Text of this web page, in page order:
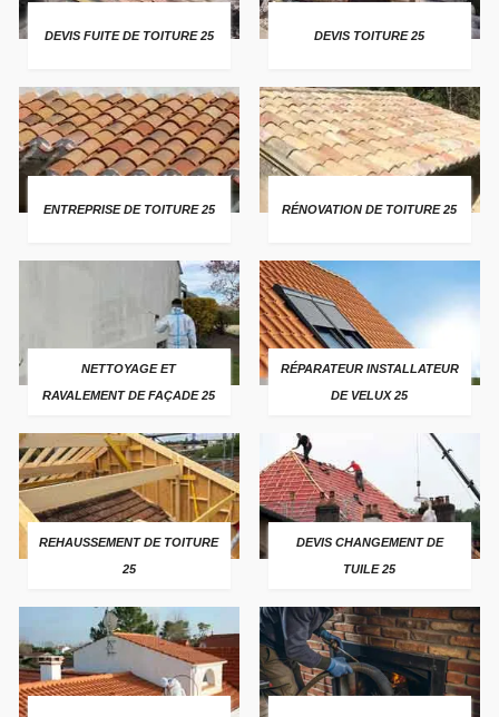
DEVIS FUITE DE TOITURE 25 DEVIS TOITURE 25
ENTREPRISE DE TOITURE 25 RÉNOVATION DE TOITURE 25
NETTOYAGE ET
RAVALEMENT DE FAÇADE 25
RÉPARATEUR INSTALLATEUR
DE VELUX 25
REHAUSSEMENT DE TOITURE
25
DEVIS CHANGEMENT DE
TUILE 25